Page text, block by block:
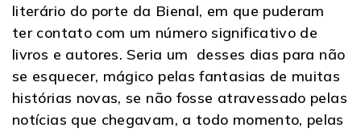
literário do porte da Bienal, em que puderam
ter contato com um número significativo de
livros e autores. Seria um desses dias para não
se esquecer, mágico pelas fantasias de muitas
histórias novas, se não fosse atravessado pelas
notícias que chegavam, a todo momento, pelas